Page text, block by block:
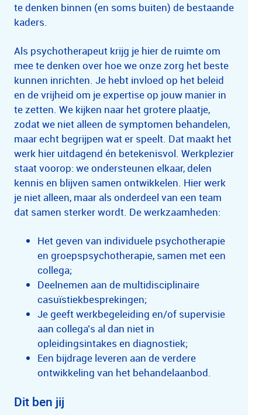
te denken binnen (en soms buiten) de bestaande
kaders.
Als psychotherapeut krijg je hier de ruimte om
mee te denken over hoe we onze zorg het beste
kunnen inrichten. Je hebt invloed op het beleid
en de vrijheid om je expertise op jouw manier in
te zetten. We kijken naar het grotere plaatje,
zodat we niet alleen de symptomen behandelen,
maar echt begrijpen wat er speelt. Dat maakt het
werk hier uitdagend én betekenisvol. Werkplezier
staat voorop: we ondersteunen elkaar, delen
kennis en blijven samen ontwikkelen. Hier werk
je niet alleen, maar als onderdeel van een team
dat samen sterker wordt. De werkzaamheden:
Het geven van individuele psychotherapie
en groepspsychotherapie, samen met een
collega;
Deelnemen aan de multidisciplinaire
casuïstiekbesprekingen;
Je geeft werkbegeleiding en/of supervisie
aan collega’s al dan niet in
opleidingsintakes en diagnostiek;
Een bijdrage leveren aan de verdere
ontwikkeling van het behandelaanbod.
Dit ben jij